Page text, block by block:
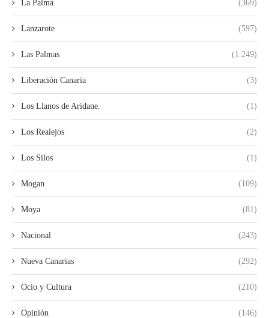
La Palma (369)
Lanzarote (597)
Las Palmas (1.249)
Liberación Canaria (3)
Los Llanos de Aridane. (1)
Los Realejos (2)
Los Silos (1)
Mogan (109)
Moya (81)
Nacional (243)
Nueva Canarias (292)
Ocio y Cultura (210)
Opinión (146)